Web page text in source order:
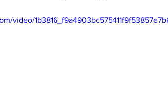
맛집/여행지 Bloomington-맛집/여행지
video/